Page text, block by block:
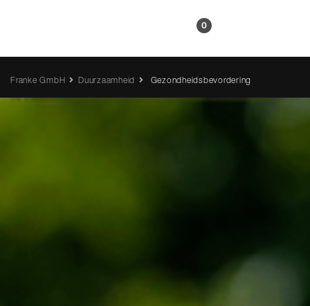
0
Franke GmbH Duurzaamheid Gezondheidsbevordering